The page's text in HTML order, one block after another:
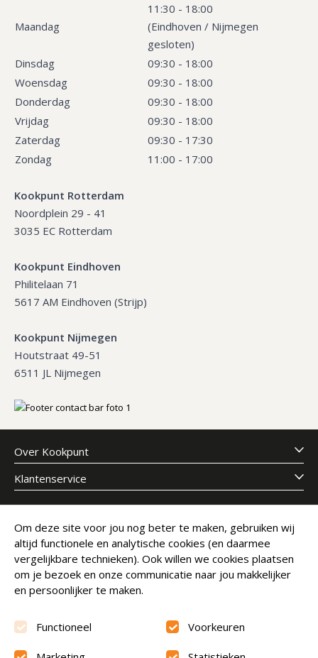
Maandag
11:30 - 18:00
(Eindhoven / Nijmegen
gesloten)
Dinsdag
09:30 - 18:00
Woensdag
09:30 - 18:00
Donderdag
09:30 - 18:00
Vrijdag
09:30 - 18:00
Zaterdag
09:30 - 17:30
Zondag
11:00 - 17:00
Kookpunt Rotterdam
Noordplein 29 - 41
3035 EC Rotterdam
Kookpunt Eindhoven
Philitelaan 71
5617 AM Eindhoven (Strijp)
Kookpunt Nijmegen
Houtstraat 49-51
6511 JL Nijmegen
Over Kookpunt
Klantenservice
Meld je aan voor onze nieuwsbrief
E-mailadres
Abonneer
Om deze site voor jou nog beter te maken, gebruiken wij
altijd functionele en analytische cookies (en daarmee
vergelijkbare technieken). Ook willen we cookies plaatsen
om je bezoek en onze communicatie naar jou makkelijker
en persoonlijker te maken.
Functioneel Voorkeuren